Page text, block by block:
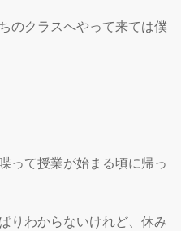
のクラスへやって来ては僕
って授業が始まる頃に帰っ
りわからないけれど、休み